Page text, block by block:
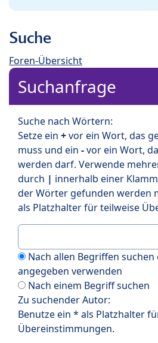
Suche
Foren-Übersicht
Suchanfrage
Suche nach Wörtern:
Setze ein +vor ein Wort, das
muss und ein -vor ein Wort,
werden darf. Verwende
durch | innerhalb einer
der Wörter gefunden werden
als Platzhalter für teilweise
Nach allen Begriffen suchen
angegeben verwenden
Nach einem Begriff suchen
Zu suchender Autor:
Benutze ein * als Platzhalter
Übereinstimmungen.